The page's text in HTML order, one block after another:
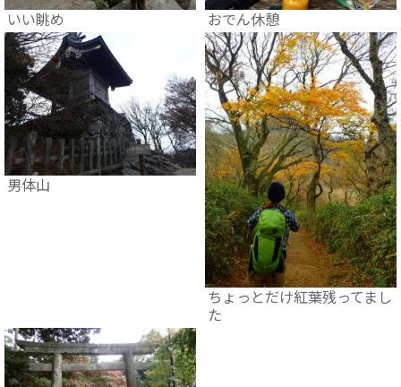
いい眺め おでん休憩
男体山
ちょっとだけ紅葉残ってまし
た